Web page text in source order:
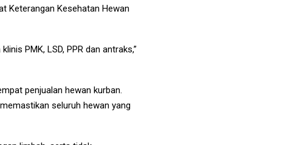
Keterangan Kesehatan Hewan
PMK, LSD, PPR dan antraks,”
penjualan hewan kurban.
seluruh hewan yang